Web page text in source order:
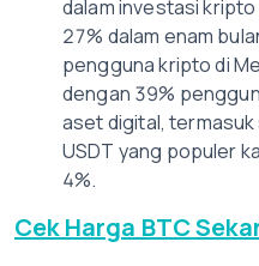
dalam investasi
27% dalam enam
pengguna kripto di
dengan 39%
aset digital,
USDT yang populer
4%.
Cek Harga BTC